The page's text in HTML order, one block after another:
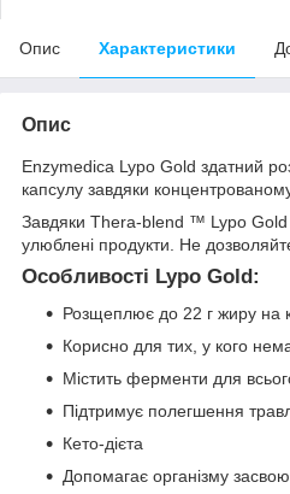
Опис Характеристики
Опис
Enzymedica Lypo Gold здатний
капсулу завдяки
Завдяки Thera-blend ™ Lypo Gold
улюблені продукти. Не
Особливості Lypo Gold:
Розщеплює до 22 г жиру на
Корисно для тих, у кого
Містить ферменти для
Підтримує полегшення
Кето-дієта
Допомагає організму